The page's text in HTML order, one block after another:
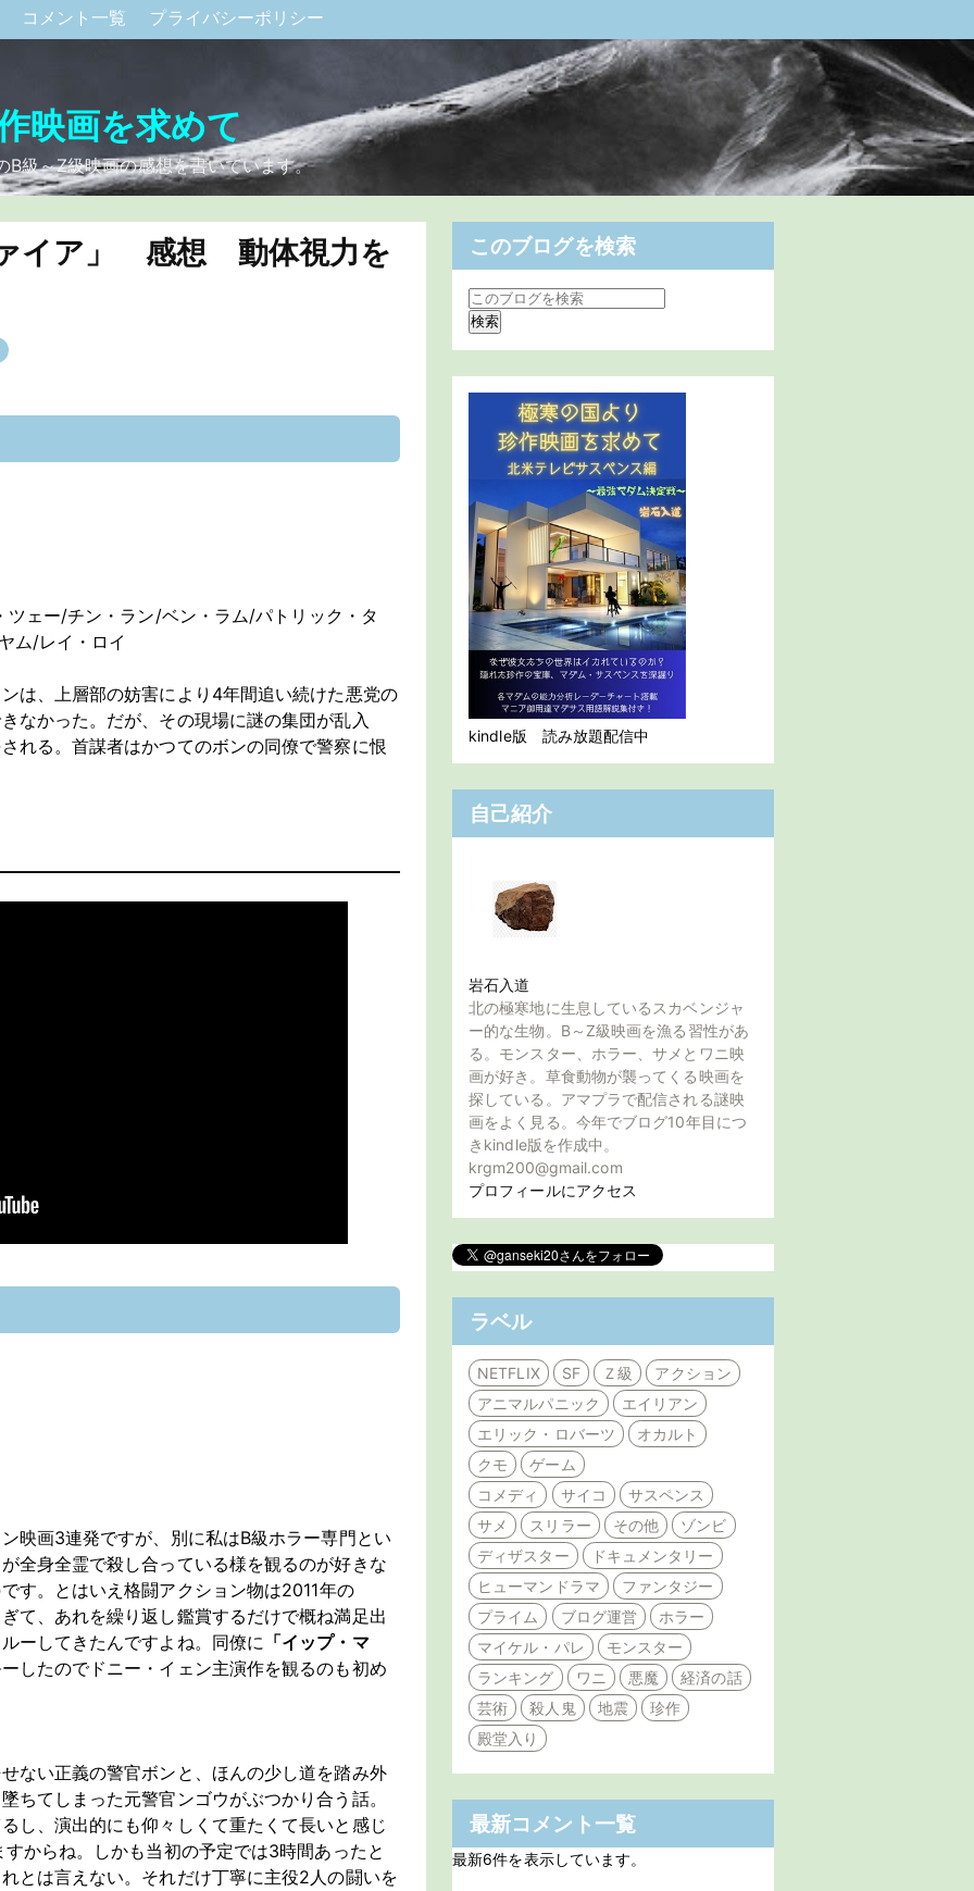
コメント一覧 プライバシーポリシー
映画を求めて
級～Z級映画の感想を書いています。
イア」 感想 動体視力を
ェー/チン・ラン/ベン・ラム/パトリック・タ
ム/レイ・ロイ
は、上層部の妨害により4年間追い続けた悪党の
なかった。だが、その現場に謎の集団が乱入
れる。首謀者はかつてのボンの同僚で警察に恨
映画3連発ですが、別に私はB級ホラー専門とい
全身全霊で殺し合っている様を観るのが好きな
す。とはいえ格闘アクション物は2011年の
て、あれを繰り返し鑑賞するだけで概ね満足出
ーしてきたんですよね。同僚に 「イップ・マ
したのでドニー・イェン主演作を観るのも初め
ない正義の警官ボンと、ほんの少し道を踏み外
ちてしまった元警官ンゴウがぶつかり合う話。
し、演出的にも仰々しくて重たくて長いと感じ
からね。しかも当初の予定では3時間あったと
とは言えない。それだけ丁寧に主役2人の闘いを
このブログを検索
kindle版 読み放題配信中
自己紹介
岩石入道
北の極寒地に生息しているスカベンジャ
ー的な生物。B～Z級映画を漁る習性があ
る。モンスター、ホラー、サメとワニ映
画が好き。草食動物が襲ってくる映画を
探している。アマプラで配信される謎映
画をよく見る。今年でブログ10年目につ
きkindle版を作成中。
krgm200@gmail.com
プロフィールにアクセス
ラベル
NETFLIX SF Ｚ級
アクション
アニマルパニック
エイリアン
エリック・ロバーツ
オカルト
クモ
ゲーム
コメディ
サイコ
サスペンス
サメ
スリラー その他
ゾンビ
ディザスター
ドキュメンタリー
ヒューマンドラマ
ファンタジー
プライム
ブログ運営
ホラー
マイケル・パレ
モンスター
ランキング
ワニ 悪魔
経済の話
芸術
殺人鬼 地震
珍作
殿堂入り
最新コメント一覧
最新6件を表示しています。